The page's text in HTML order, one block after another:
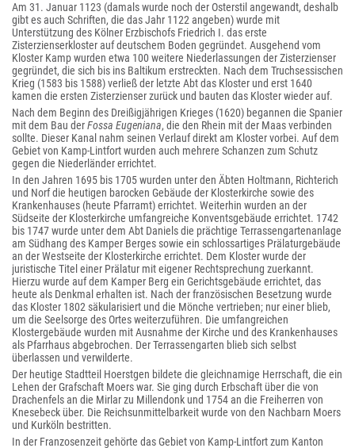
Am 31. Januar 1123 (damals wurde noch der Osterstil angewandt, deshalb
gibt es auch Schriften, die das Jahr 1122 angeben) wurde mit
Unterstützung des Kölner Erzbischofs Friedrich I. das erste
Zisterzienserkloster auf deutschem Boden gegründet. Ausgehend vom
Kloster Kamp wurden etwa 100 weitere Niederlassungen der Zisterzienser
gegründet, die sich bis ins Baltikum erstreckten. Nach dem Truchsessischen
Krieg (1583 bis 1588) verließ der letzte Abt das Kloster und erst 1640
kamen die ersten Zisterzienser zurück und bauten das Kloster wieder auf.
Nach dem Beginn des Dreißigjährigen Krieges (1620) begannen die Spanier
mit dem Bau derFossa Eugeniana, die den Rhein mit der Maas verbinden
sollte. Dieser Kanal nahm seinen Verlauf direkt am Kloster vorbei. Auf dem
Gebiet von Kamp-Lintfort wurden auch mehrere Schanzen zum Schutz
gegen die Niederländer errichtet.
In den Jahren 1695 bis 1705 wurden unter den Äbten Holtmann, Richterich
und Norf die heutigen barocken Gebäude der Klosterkirche sowie des
Krankenhauses (heute Pfarramt) errichtet. Weiterhin wurden an der
Südseite der Klosterkirche umfangreiche Konventsgebäude errichtet. 1742
bis 1747 wurde unter dem Abt Daniels die prächtige Terrassengartenanlage
am Südhang des Kamper Berges sowie ein schlossartiges Prälaturgebäude
an der Westseite der Klosterkirche errichtet. Dem Kloster wurde der
juristische Titel einer Prälatur mit eigener Rechtsprechung zuerkannt.
Hierzu wurde auf dem Kamper Berg ein Gerichtsgebäude errichtet, das
heute als Denkmal erhalten ist. Nach der französischen Besetzung wurde
das Kloster 1802 säkularisiert und die Mönche vertrieben; nur einer blieb,
um die Seelsorge des Ortes weiterzuführen. Die umfangreichen
Klostergebäude wurden mit Ausnahme der Kirche und des Krankenhauses
als Pfarrhaus abgebrochen. Der Terrassengarten blieb sich selbst
überlassen und verwilderte.
Der heutige Stadtteil Hoerstgen bildete die gleichnamige Herrschaft, die ein
Lehen der Grafschaft Moers war. Sie ging durch Erbschaft über die von
Drachenfels an die Mirlar zu Millendonk und 1754 an die Freiherren von
Knesebeck über. Die Reichsunmittelbarkeit wurde von den Nachbarn Moers
und Kurköln bestritten.
In der Franzosenzeit gehörte das Gebiet von Kamp-Lintfort zum Kanton